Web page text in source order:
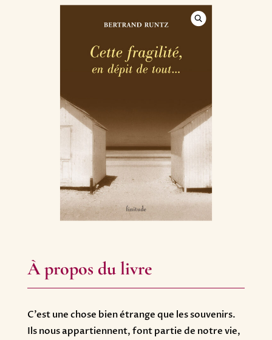
À propos du livre
C’est une chose bien étrange que les souvenirs.
Ils nous appartiennent, font partie de notre vie,